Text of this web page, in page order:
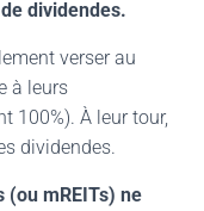
dividendes.
verser au
à leurs
100%). À leur tour,
dividendes.
mREITs) ne